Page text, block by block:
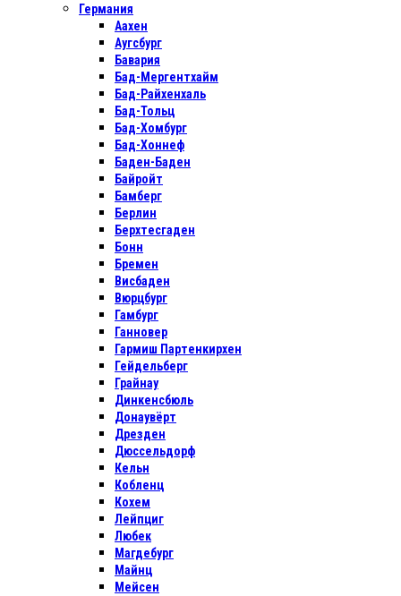
Германия
Аахен
Аугсбург
Бавария
Бад-Мергентхайм
Бад-Райхенхаль
Бад-Тольц
Бад-Хомбург
Бад-Хоннеф
Баден-Баден
Байройт
Бамберг
Берлин
Берхтесгаден
Бонн
Бремен
Висбаден
Вюрцбург
Гамбург
Ганновер
Гармиш Партенкирхен
Гейдельберг
Грайнау
Динкенсбюль
Донаувёрт
Дрезден
Дюссельдорф
Кельн
Кобленц
Кохем
Лейпциг
Любек
Магдебург
Майнц
Мейсен